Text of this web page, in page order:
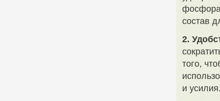
фосфора
состав
2.
того,
и